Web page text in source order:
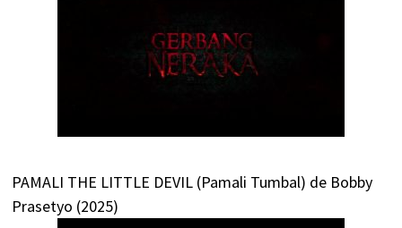
PAMALI THE LITTLE DEVIL (Pamali Tumbal) de Bobby
Prasetyo (2025)